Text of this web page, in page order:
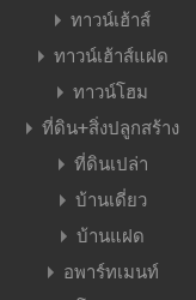
ทาวน์เฮ้าส์
ทาวน์เฮ้าส์แฝด
ทาวน์โฮม
ที่ดิน+สิ่งปลูกสร้าง
ที่ดินเปล่า
บ้านเดี่ยว
บ้านแฝด
อพาร์ทเมนท์